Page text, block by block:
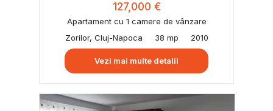
127,000 €
Apartament cu 1 camere de vânzare
Zorilor, Cluj-Napoca
38 mp 2010
Vezi mai multe detalii